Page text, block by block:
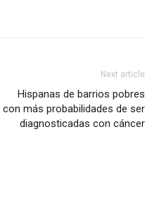
Next article
Hispanas de barrios pobres
con más probabilidades de ser
diagnosticadas con cáncer